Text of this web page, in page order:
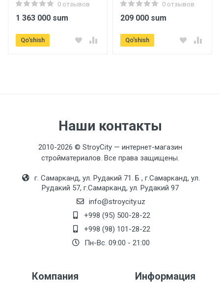
0 отзывов
1 363 000 sum
Qo'shish
0 отзывов
209 000 sum
Qo'shish
Наши контакты
2010-2026 © StroyCity — интернет-магазин
стройматериалов. Все права защищены.
г. Самарканд, ул. Рудакий 71. Б , г.Самарканд, ул.
Рудакий 57, г.Самарканд, ул. Рудакий 97
info@stroycity.uz
+998 (95) 500-28-22
+998 (98) 101-28-22
Пн-Вс. 09:00 - 21:00
Компания Информация